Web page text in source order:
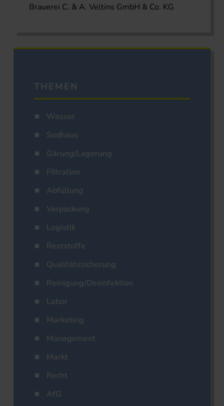
Brauerei C. & A. Veltins GmbH & Co. KG
THEMEN
Wasser
Sudhaus
Gärung/Lagerung
Filtration
Abfüllung
Verpackung
Logistik
Reststoffe
Qualitätssicherung
Reinigung/Desinfektion
Labor
Marketing
Management
Markt
Recht
AfG